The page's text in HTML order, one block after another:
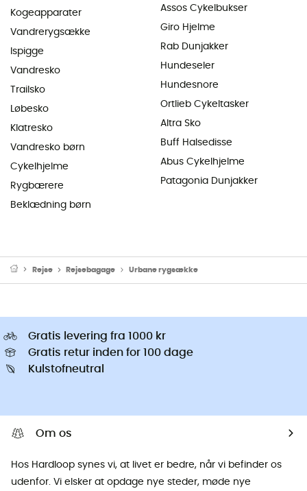
Kogeapparater
Vandrerygsække
Ispigge
Vandresko
Trailsko
Løbesko
Klatresko
Vandresko børn
Cykelhjelme
Rygbærere
Beklædning børn
Assos Cykelbukser
Giro Hjelme
Rab Dunjakker
Hundeseler
Hundesnore
Ortlieb Cykeltasker
Altra Sko
Buff Halsedisse
Abus Cykelhjelme
Patagonia Dunjakker
Rejse Rejsebagage Urbane rygsække
Gratis levering fra 1000 kr
Gratis retur inden for 100 dage
Kulstofneutral
Om os
Hos Hardloop synes vi, at livet er bedre, når vi befinder os
udenfor. Vi elsker at opdage nye steder, møde nye